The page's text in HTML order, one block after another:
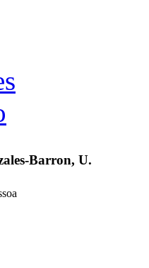
Barron, U.